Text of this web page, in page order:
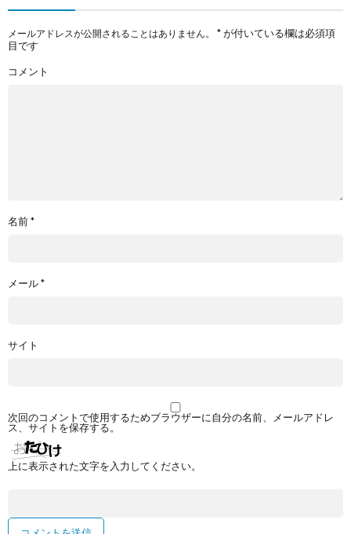
メールアドレスが公開されることはありません。 *が付いている欄は必須項
目です
コメント
名前*
メール*
サイト
次回のコメントで使用するためブラウザーに自分の名前、メールアドレ
ス、サイトを保存する。
上に表示された文字を入力してください。